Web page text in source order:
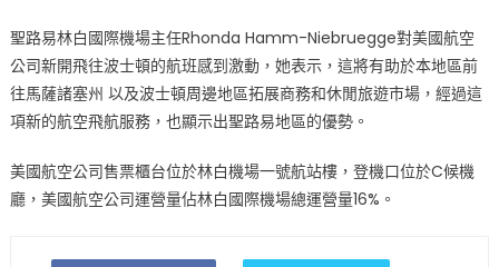
每
日
兩
航
中
聖路易林白國際機場主任Rhonda Hamm-Niebruegge對美國航空
公司新開飛往波士頓的航班感到激動，她表示，這將有助於本地區前
往馬薩諸塞州 以及波士頓周邊地區拓展商務和休閒旅遊市場，經過這
項新的航空飛航服務，也顯示出聖路易地區的優勢。
美國航空公司售票櫃台位於林白機場一號航站樓，登機口位於C候機
廳，美國航空公司運營量佔林白國際機場總運營量16%。